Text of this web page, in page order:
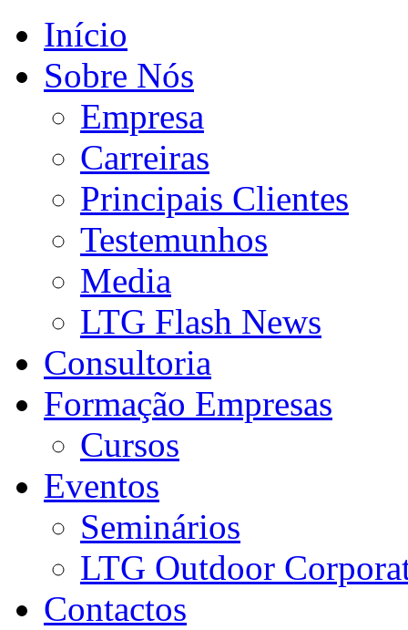
Início
Sobre Nós
Empresa
Carreiras
Principais Clientes
Testemunhos
Media
LTG Flash News
Consultoria
Formação Empresas
Cursos
Eventos
Seminários
LTG Outdoor
Contactos